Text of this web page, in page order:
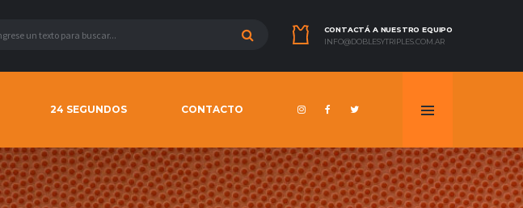
CONTACTÁ A NUESTRO EQUIPO
INFO@DOBLESYTRIPLES.COM.AR
24 SEGUNDOS CONTACTO